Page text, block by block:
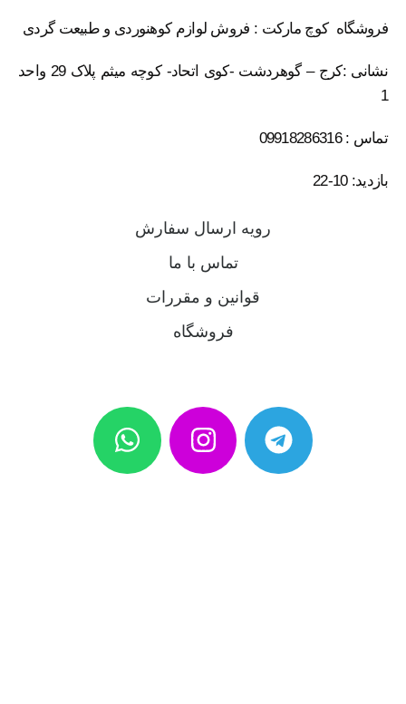
فروشگاه کوچ مارکت : فروش لوازم کوهنوردی و طبیعت گردی
نشانی :کرج – گوهردشت -کوی اتحاد- کوچه میثم پلاک 29 واحد
1
تماس : 09918286316
بازدید: 10-22
رویه ارسال سفارش
تماس با ما
قوانین و مقررات
فروشگاه